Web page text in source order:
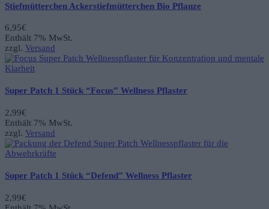
Stiefmütterchen Ackerstiefmütterchen Bio Pflanze
6,95€
Enthält 7% MwSt.
zzgl. Versand
Super Patch 1 Stück “Focus” Wellness Pflaster
2,99€
Enthält 7% MwSt.
zzgl. Versand
Super Patch 1 Stück “Defend” Wellness Pflaster
2,99€